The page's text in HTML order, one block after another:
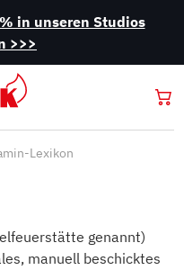
in unseren Studios
>>>
Lexikon
genannt)
manuell beschicktes